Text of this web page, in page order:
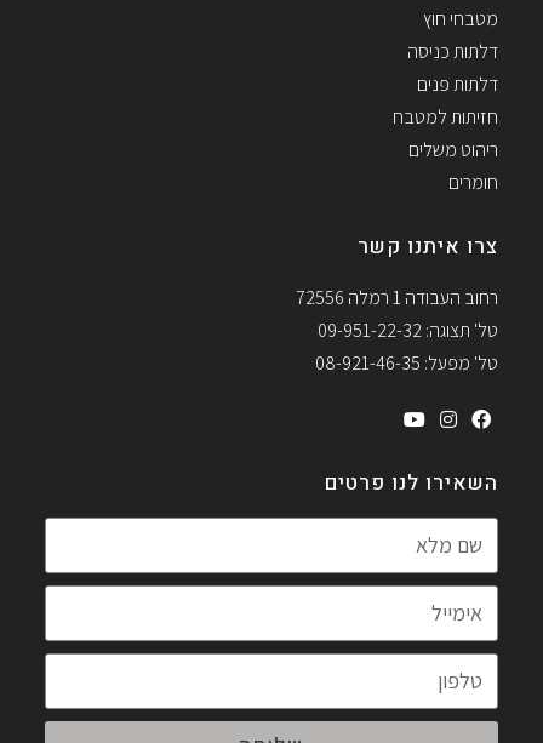
מטבחי חוץ
דלתות כניסה
דלתות פנים
חזיתות למטבח
ריהוט משלים
חומרים
צרו איתנו קשר
רחוב העבודה 1 רמלה 72556
טל' תצוגה: 09-951-22-32
טל' מפעל: 08-921-46-35
השאירו לנו פרטים